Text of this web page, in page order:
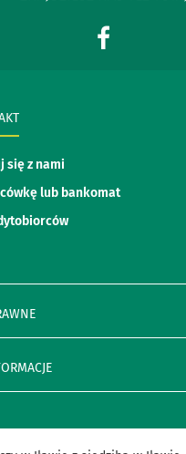
się z nami
lub bankomat